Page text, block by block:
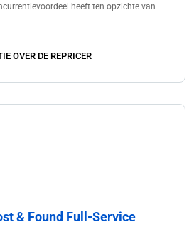
heeft ten opzichte van
OVER DE REPRICER
& Found Full-Service